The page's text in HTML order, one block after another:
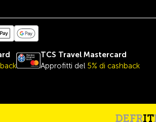
TCS Travel Mastercard
Approfitti del 5% di cashback
DEFRIT